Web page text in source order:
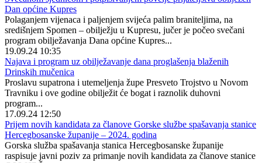
Dan općine Kupres
Polaganjem vijenaca i paljenjem svijeća palim braniteljima, na
središnjem Spomen – obilježju u Kupresu, jučer je počeo svečani
program obilježavanja Dana općine Kupres...
19.09.24 10:35
Najava i program uz obilježavanje dana proglašenja blaženih
Drinskih mučenica
Proslavu supatrona i utemeljenja župe Presveto Trojstvo u Novom
Travniku i ove godine obilježit će bogat i raznolik duhovni
program...
17.09.24 12:50
Prijem novih kandidata za članove Gorske službe spašavanja stanice
Hercegbosanske županije – 2024. godina
Gorska služba spašavanja stanica Hercegbosanske županije
raspisuje javni poziv za primanje novih kandidata za članove stanice